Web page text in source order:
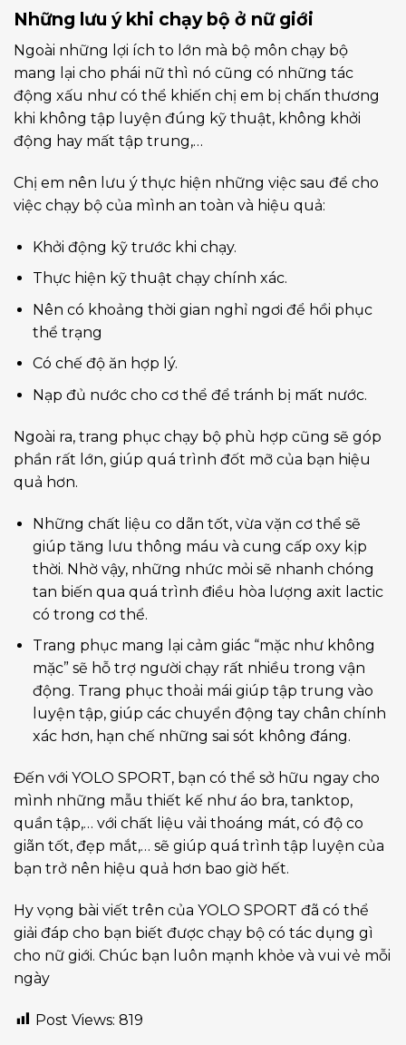
Những lưu ý khi chạy bộ ở nữ giới
Ngoài những lợi ích to lớn mà bộ môn chạy bộ
mang lại cho phái nữ thì nó cũng có những tác
động xấu như có thể khiến chị em bị chấn thương
khi không tập luyện đúng kỹ thuật, không khởi
động hay mất tập trung,…
Chị em nên lưu ý thực hiện những việc sau để cho
việc chạy bộ của mình an toàn và hiệu quả:
Khởi động kỹ trước khi chạy.
Thực hiện kỹ thuật chạy chính xác.
Nên có khoảng thời gian nghỉ ngơi để hồi phục
thể trạng
Có chế độ ăn hợp lý.
Nạp đủ nước cho cơ thể để tránh bị mất nước.
Ngoài ra, trang phục chạy bộ phù hợp cũng sẽ góp
phần rất lớn, giúp quá trình đốt mỡ của bạn hiệu
quả hơn.
Những chất liệu co dãn tốt, vừa vặn cơ thể sẽ
giúp tăng lưu thông máu và cung cấp oxy kịp
thời. Nhờ vậy, những nhức mỏi sẽ nhanh chóng
tan biến qua quá trình điều hòa lượng axit lactic
có trong cơ thể.
Trang phục mang lại cảm giác “mặc như không
mặc” sẽ hỗ trợ người chạy rất nhiều trong vận
động. Trang phục thoải mái giúp tập trung vào
luyện tập, giúp các chuyển động tay chân chính
xác hơn, hạn chế những sai sót không đáng.
Đến với YOLO SPORT, bạn có thể sở hữu ngay cho
mình những mẫu thiết kế như áo bra, tanktop,
quần tập,… với chất liệu vải thoáng mát, có độ co
giãn tốt, đẹp mắt,… sẽ giúp quá trình tập luyện của
bạn trở nên hiệu quả hơn bao giờ hết.
Hy vọng bài viết trên của YOLO SPORT đã có thể
giải đáp cho bạn biết được chạy bộ có tác dụng gì
cho nữ giới. Chúc bạn luôn mạnh khỏe và vui vẻ mỗi
ngày
Post Views: 819